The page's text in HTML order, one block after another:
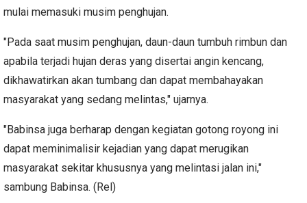
mulai memasuki musim penghujan.
"Pada saat musim penghujan, daun-daun tumbuh rimbun dan
apabila terjadi hujan deras yang disertai angin kencang,
dikhawatirkan akan tumbang dan dapat membahayakan
masyarakat yang sedang melintas," ujarnya.
"Babinsa juga berharap dengan kegiatan gotong royong ini
dapat meminimalisir kejadian yang dapat merugikan
masyarakat sekitar khususnya yang melintasi jalan ini,"
sambung Babinsa. (Rel)